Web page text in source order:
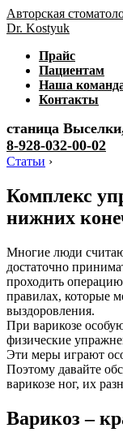
Авторская
Dr. Kostyuk
Прайс
Пациентам
Наша
Контакты
станица
8-928-032-00-02
Статьи ›
Комплекс
нижних
Многие люди
достаточно
проходить
правилах, которые
выздоровления.
При варикозе
физические
Эти меры играют
Поэтому давайте
варикозе ног, их
Варикоз –